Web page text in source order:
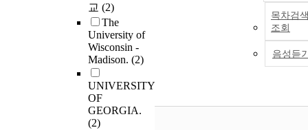
교 (2)
The
University of
Wisconsin -
Madison. (2)
UNIVERSITY
OF
GEORGIA.
(2)
목차검
조회
음성듣